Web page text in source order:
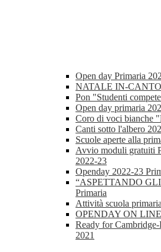
Open day Primaria
NATALE IN-
Pon "Studenti
Open day primaria
Coro di voci bianche
Canti sotto l'albero
Scuole aperte alla
Avvio moduli gratuiti
2022-23
Openday 2022-23
“ASPETTANDO
Primaria
Attività scuola
OPENDAY ON
Ready for
2021